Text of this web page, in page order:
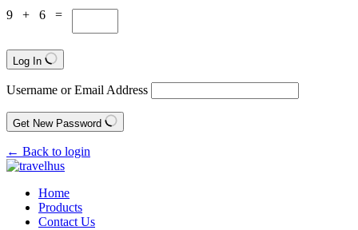
9 + 6 =
Log In
Username or Email Address
Get New Password
← Back to login
Home
Products
Contact Us